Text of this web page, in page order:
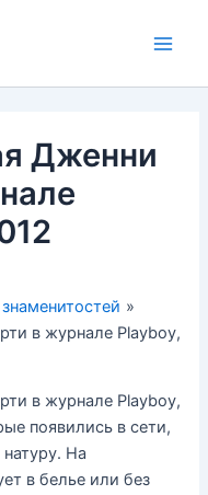
Дженни
в журнале Playboy,
в журнале Playboy,
появились в сети,
На
в белье или без